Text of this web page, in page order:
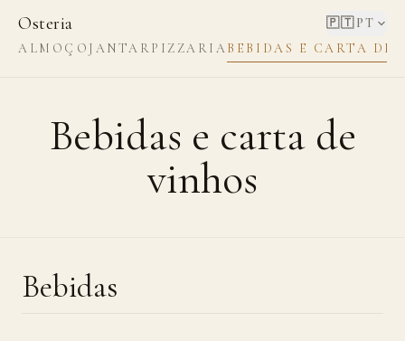
Osteria 🇵🇹PT
ALMOÇO JANTARPIZZARIABEBIDAS E CARTA DE
Bebidas e carta de
vinhos
Bebidas